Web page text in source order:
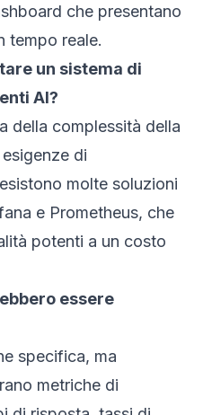
che presentano
tempo reale.
un sistema di
AI?
della complessità della
di
molte soluzioni
e Prometheus, che
potenti a un costo
essere
specifica, ma
metriche di